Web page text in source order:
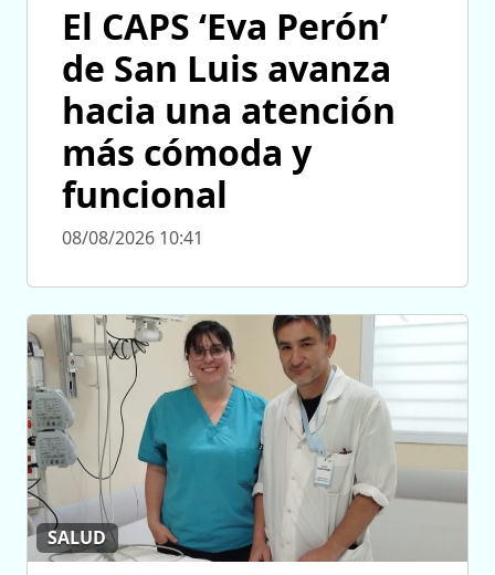
El CAPS ‘Eva Perón’
de San Luis avanza
hacia una atención
más cómoda y
funcional
08/08/2026 10:41
SALUD